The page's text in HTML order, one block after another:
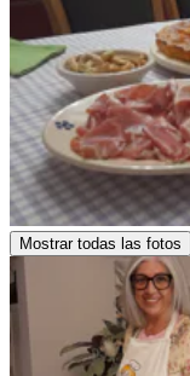
Mostrar todas las fotos